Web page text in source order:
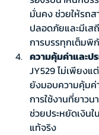
มั่นคง ช่วยให้รถส
ปลอดภัยและมีเส
การบรรทุกเต็มพิ
ความคุ้มค่าและป
JY529 ไม่เพียง
ยังมอบความคุ้มค่
การใช้งานที่ยาวน
ช่วยประหยัดเงินใ
แท้จริง